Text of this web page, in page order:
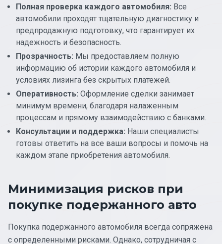
Полная проверка каждого автомобиля: Все
автомобили проходят тщательную диагностику и
предпродажную подготовку, что гарантирует их
надежность и безопасность.
Прозрачность: Мы предоставляем полную
информацию об истории каждого автомобиля и
условиях лизинга без скрытых платежей.
Оперативность: Оформление сделки занимает
минимум времени, благодаря налаженным
процессам и прямому взаимодействию с банками.
Консультации и поддержка: Наши специалисты
готовы ответить на все ваши вопросы и помочь на
каждом этапе приобретения автомобиля.
Минимизация рисков при
покупке подержанного авто
Покупка подержанного автомобиля всегда сопряжена
с определенными рисками. Однако, сотрудничая с